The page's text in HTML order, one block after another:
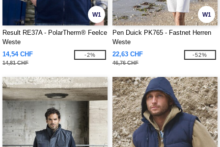
W1
Result RE37A - PolarTherm® Feelce
Weste
14,54 CHF
14,81 CHF
-2%
W1
Pen Duick PK765 - Fastnet Herren
Weste
22,63 CHF
46,76 CHF
-52%